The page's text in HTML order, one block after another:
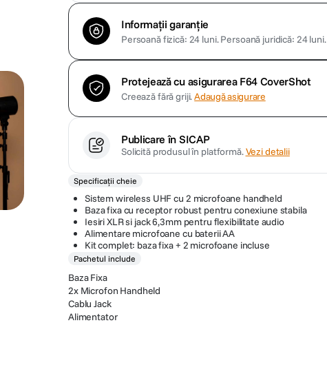
Informații garanție
Persoană fizică: 24 luni.Persoană juridică: 24 luni.
Protejează cu asigurarea F64 CoverShot
Creează fără griji.Adaugă asigurare
Publicare în SICAP
Solicită produsul în platformă.Vezi detalii
Specificații cheie
Sistem wireless UHF cu 2 microfoane handheld
Baza fixa cu receptor robust pentru conexiune stabila
Iesiri XLR si jack 6,3mm pentru flexibilitate audio
Alimentare microfoane cu baterii AA
Kit complet: baza fixa + 2 microfoane incluse
Pachetul include
Baza Fixa
2x Microfon Handheld
Cablu Jack
Alimentator